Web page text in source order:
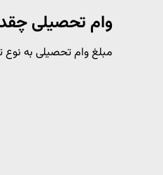
وام تحصیلی
مبلغ وام تحصیلی به